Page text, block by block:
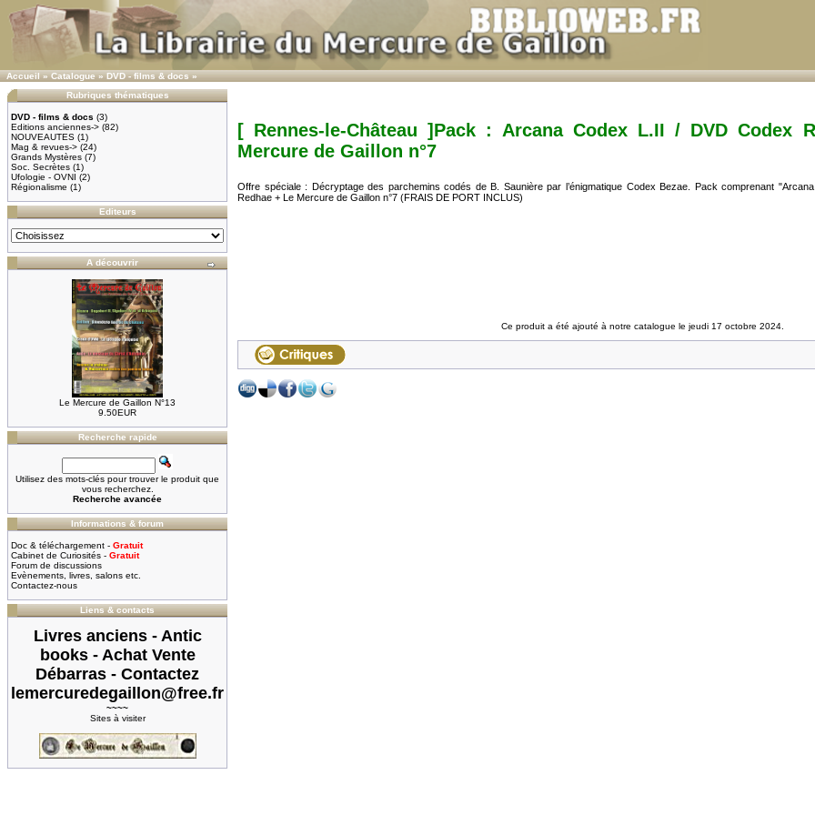
Accueil»Catalogue»DVD - films & docs»
Rubriques thématiques
DVD - films & docs (3)
Editions anciennes-> (82)
NOUVEAUTES (1)
Mag & revues-> (24)
Grands Mystères (7)
Soc. Secrètes (1)
Ufologie - OVNI (2)
Régionalisme (1)
Editeurs
A découvrir
Le Mercure de Gaillon N°13
9.50EUR
Recherche rapide
Utilisez des mots-clés pour trouver le produit que
vous recherchez.
Recherche avancée
Informations & forum
Doc & téléchargement - Gratuit
Cabinet de Curiosités - Gratuit
Forum de discussions
Evènements, livres, salons etc.
Contactez-nous
Liens & contacts
Livres anciens - Antic
books - Achat Vente
Débarras - Contactez
lemercuredegaillon@free.fr
~~~~
Sites à visiter
[ Rennes-le-Château ]Pack : Arcana Codex L.II / DVD Codex
Mercure de Gaillon n°7
Offre spéciale : Décryptage des parchemins codés de B. Saunière par l’énigmatique Codex Bezae. Pack comprenant
Redhae + Le Mercure de Gaillon n°7 (FRAIS DE PORT INCLUS)
Ce produit a été ajouté à notre catalogue le jeudi 17 octobre 2024.